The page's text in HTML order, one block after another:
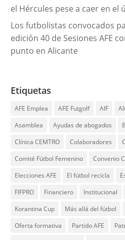
el Hércules pese a caer en el
Los futbolistas convocados
edición 40 de Sesiones AFE
punto en Alicante
Etiquetas
AFE Emplea AFE Futgolf AIF
Asamblea
Ayudas de abogados
Clínica CEMTRO
Colaboradores
Comité Fútbol Femenino
Convenio
Elecciones AFE
El fútbol recicla
FIFPRO
Financiero Institucional
Korantina Cup
Más allá del fútbol
Oferta formativa
Partido AFE